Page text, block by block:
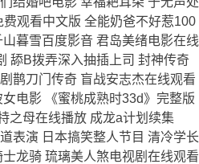
观看中文版 全能奶爸不好惹100
暮雪百度影音 君岛美绪电影在线
舔B拨弄深入抽插上司 封神传奇
鹊刀门传奇 盲战安志杰在线观看
电影 《蜜桃成熟时33d》完整版
之母在线播放 成龙a计划续集
表演 日本搞笑整人节目 清冷学长
龙骑 琉璃美人煞电视剧在线观看